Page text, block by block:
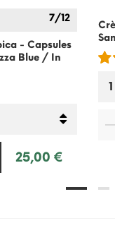
7/12
- Capsules
Blue / In
25,00 €